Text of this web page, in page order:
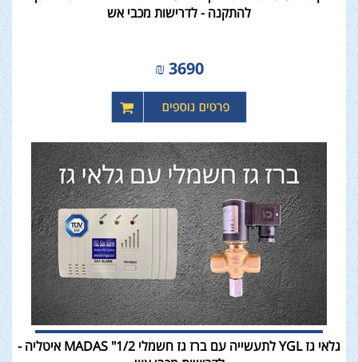
להתקנה - לדרישות מכבי אש
3690
₪
גלאי גז YGL לתעשייה עם ברז גז חשמלי 1/2" MADAS איטליה -